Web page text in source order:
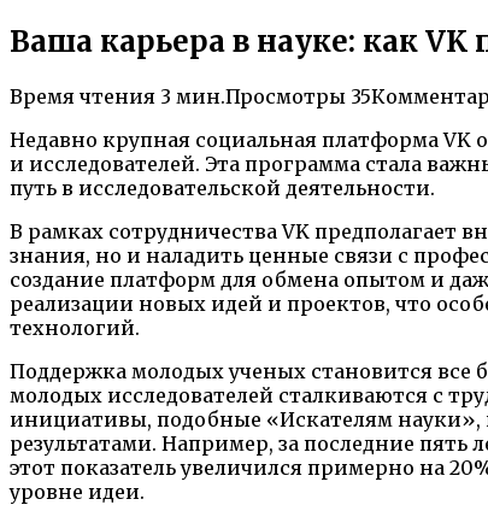
Ваша карьера в науке: как
Время чтения 3 мин.Просмотры 35
Недавно крупная социальная платформа
и исследователей. Эта программа стала
путь в исследовательской деятельности.
В рамках сотрудничества VK
знания, но и наладить ценные связи с
создание платформ для обмена опытом и
реализации новых идей и проектов, что
технологий.
Поддержка молодых ученых становится все
молодых исследователей сталкиваются с
инициативы, подобные «Искателям
результатами. Например, за последние
этот показатель увеличился примерно на
уровне идеи.